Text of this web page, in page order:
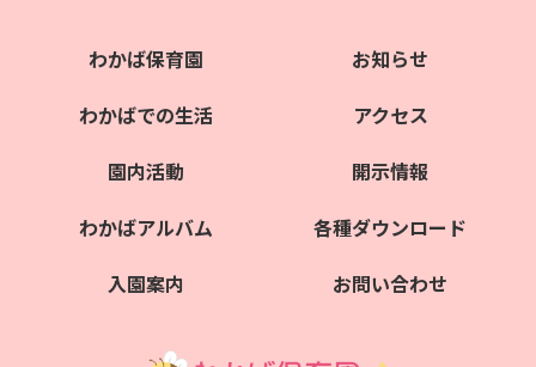
わかば保育園
わかばでの生活
園内活動
わかばアルバム
入園案内
お知らせ
アクセス
開示情報
各種ダウンロード
お問い合わせ